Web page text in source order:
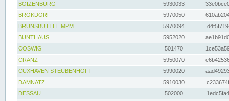
BOIZENBURG
5930033
BROKDORF
5970050
BRUNSBÜTTEL MPM
5970094
BUNTHAUS
5952020
COSWIG
501470
CRANZ
5950070
CUXHAVEN STEUBENHÖFT
5990020
DAMNATZ
5910030
DESSAU
502000